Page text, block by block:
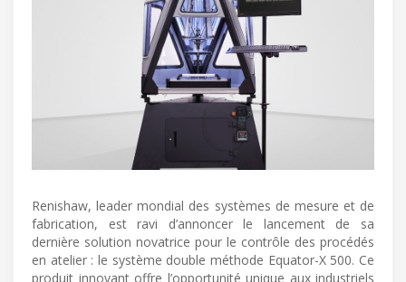
Renishaw, leader mondial des systèmes de mesure et de
fabrication, est ravi d’annoncer le lancement de sa
dernière solution novatrice pour le contrôle des procédés
en atelier : le système double méthode Equator-X 500. Ce
produit innovant offre l’opportunité unique aux industriels